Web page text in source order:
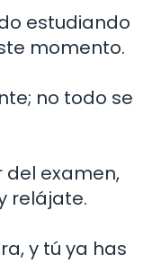
estudiando
momento.
no todo se
del examen,
relájate.
y tú ya has